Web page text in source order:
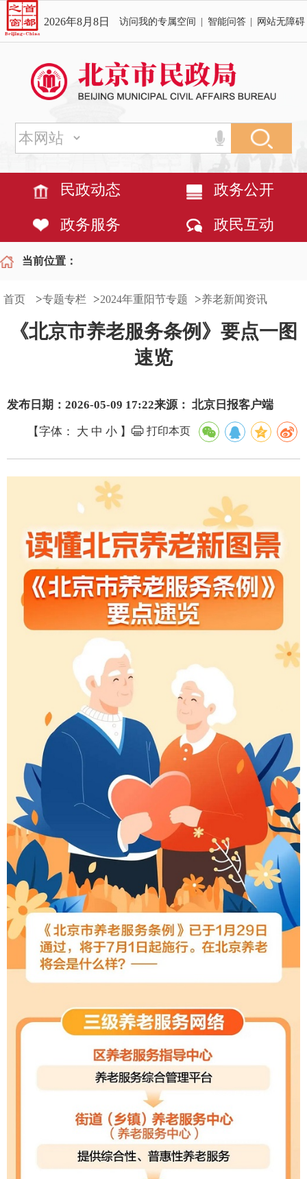
2026年8月8日 访问我的专属空间 智能问答 网站无障碍
民政动态 政务公开
政务服务 政民互动
当前位置：
首页 >专题专栏 >2024年重阳节专题 >养老新闻资讯
《北京市养老服务条例》要点一图
速览
发布日期：2026-05-09 17:22来源： 北京日报客户端
【字体： 大 中 小 】 打印本页